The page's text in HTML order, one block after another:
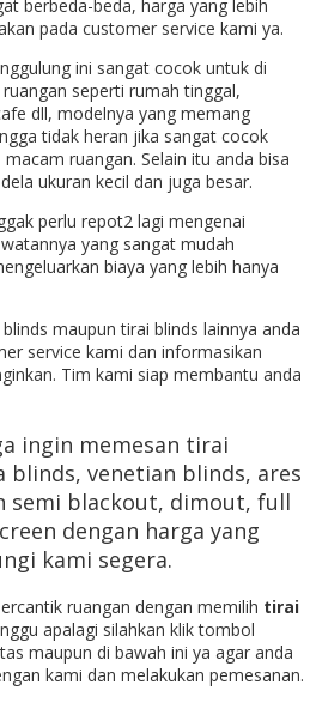
berbeda-beda, harga yang lebih
pada customer service kami ya.
ini sangat cocok untuk di
seperti rumah tinggal,
dll, modelnya yang memang
tidak heran jika sangat cocok
ruangan. Selain itu anda bisa
ukuran kecil dan juga besar.
perlu repot2 lagi mengenai
yang sangat mudah
biaya yang lebih hanya
maupun tirai blinds lainnya anda
service kami dan informasikan
Tim kami siap membantu anda
ingin memesan tirai
blinds, venetian blinds, ares
semi blackout, dimout, full
dengan harga yang
kami segera.
ruangan dengan memilih tirai
apalagi silahkan klik tombol
maupun di bawah ini ya agar anda
kami dan melakukan pemesanan.